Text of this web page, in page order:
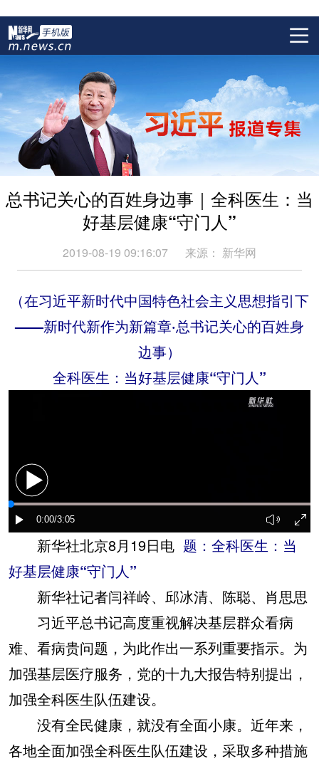
总书记关心的百姓身边事｜全科医生：当
好基层健康“守门人”
2019-08-19 09:16:07 来源： 新华网
（在习近平新时代中国特色社会主义思想指引下
——新时代新作为新篇章·总书记关心的百姓身
边事）
全科医生：当好基层健康“守门人”
新华社北京8月19日电 题：全科医生：当
好基层健康“守门人”
新华社记者闫祥岭、邱冰清、陈聪、肖思思
习近平总书记高度重视解决基层群众看病
难、看病贵问题，为此作出一系列重要指示。为
加强基层医疗服务，党的十九大报告特别提出，
加强全科医生队伍建设。
没有全民健康，就没有全面小康。近年来，
各地全面加强全科医生队伍建设，采取多种措施